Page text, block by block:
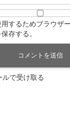
するためブラウザ
存する。
で受け取る